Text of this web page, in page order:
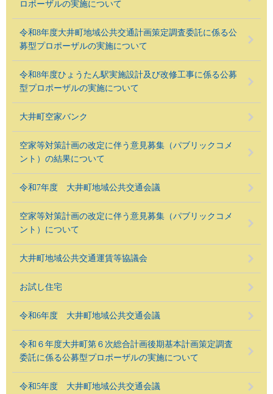
ロポーザルの実施について
令和8年度大井町地域公共交通計画策定調査委託に係る公
募型プロポーザルの実施について
令和8年度ひょうたん駅実施設計及び改修工事に係る公募
型プロポーザルの実施について
大井町空家バンク
空家等対策計画の改定に伴う意見募集（パブリックコメ
ント）の結果について
令和7年度 大井町地域公共交通会議
空家等対策計画の改定に伴う意見募集（パブリックコメ
ント）について
大井町地域公共交通運賃等協議会
お試し住宅
令和6年度 大井町地域公共交通会議
令和６年度大井町第６次総合計画後期基本計画策定調査
委託に係る公募型プロポーザルの実施について
令和5年度 大井町地域公共交通会議